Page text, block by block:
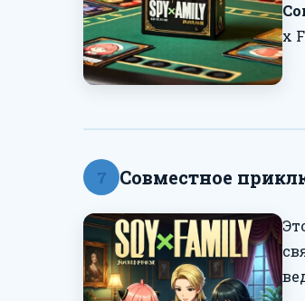
x
7 Совместное